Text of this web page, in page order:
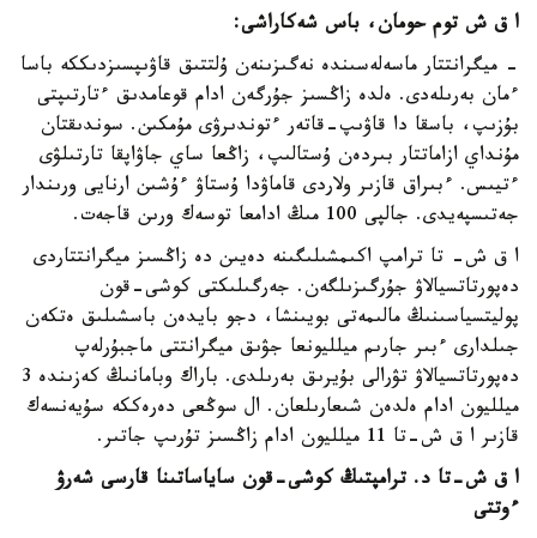
ا ق ش توم حومان، باس شەكاراشى:
- ميگرانتتار ماسەلەسىندە نەگىزىنەن ۇلتتىق قاۋىپسىزدىككە باسا
ءمان بەرىلەدى. ەلدە زاڭسىز جۇرگەن ادام قوعامدىق ءتارتىپتى
بۇزىپ، باسقا دا قاۋىپ-قاتەر ءتوندىرۋى مۇمكىن. سوندىقتان
مۇنداي ازاماتتار بىردەن ۇستالىپ، زاڭعا ساي جاۋاپقا تارتىلۋى
ءتيىس. ءبىراق قازىر ولاردى قاماۋدا ۇستاۋ ءۇشىن ارنايى ورىندار
جەتىسپەيدى. جالپى 100 مىڭ ادامعا توسەك ورىن قاجەت.
ا ق ش- تا ترامپ اكىمشىلىگىنە دەيىن دە زاڭسىز ميگرانتتاردى
دەپورتاتسيالاۋ جۇرگىزىلگەن. جەرگىلىكتى كوشى-قون
پوليتسياسىنىڭ مالىمەتى بويىنشا، دجو بايدەن باسشىلىق ەتكەن
جىلدارى ءبىر جارىم ميلليونعا جۋىق ميگرانتتى ماجبۇرلەپ
دەپورتاتسيالاۋ تۋرالى بۇيرىق بەرىلدى. باراك وبامانىڭ كەزىندە 3
ميلليون ادام ەلدەن شىعارىلعان. ال سوڭعى دەرەككە سۇيەنسەك
قازىر ا ق ش-تا 11 ميلليون ادام زاڭسىز تۇرىپ جاتىر.
ا ق ش-تا د. ترامپتىڭ كوشى-قون ساياساتىنا قارسى شەرۋ
ءوتتى